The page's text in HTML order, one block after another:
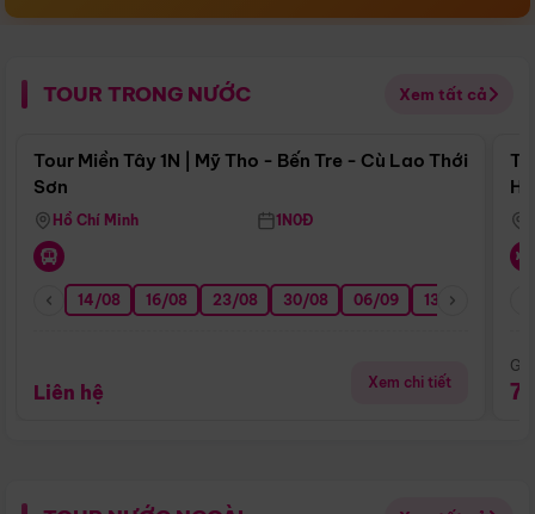
TOUR TRONG NƯỚC Xem tất cả
Điểm nổi bật
Tour Miền Tây 1N | Mỹ Tho - Bến Tre - Cù Lao Thới
Sơn
Hồ Chí Minh 1N0Đ
14/08 16/08 23/08 30/08 06/09 13/09
Liên hệ Xem chi tiết